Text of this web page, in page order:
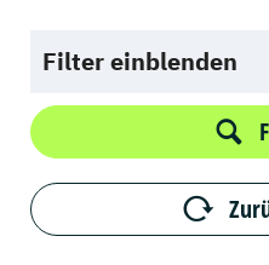
Filter einblenden